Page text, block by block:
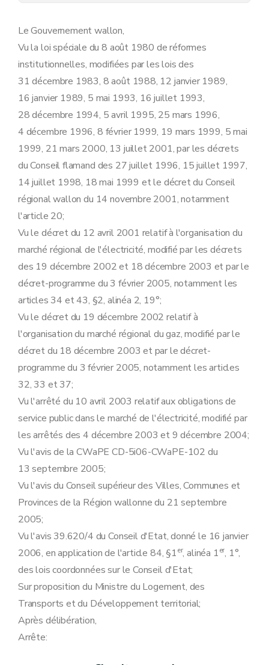
Art. 13
Chapitre II Obligations de service public spécifiques aux fournisseurs
Section première En matière de régularité, qualité et facturation des fournitures
Art.3bis
Art. 4
Art. 6
Art.6bis
Art. 8
Art.8bis
Art. 9
Art. 10
Art.10bis
Section 2
Art. 11
Art. 12
Art. 13
Art. 14
Chapitre III Obligations de service public spécifiques aux gestionnaires de réseaux
Section première En matière de sécurité, régularité et qualité d'approvisionnement
Art. 15
Art. 16
Art. 17
Art. 18
Art. 19
Art. 20
Art.21 bis
Art. 22
22
Section 2 En matière de protection de l'environnement
Art. 23
Art. 24
Art.24bis
Art.24ter
Art.24quater
Art.24quinquies
Art. 24sexies
Art. 24septies
Art.24octies
Section 3 En matière de collecte des données
Art. 25
Section 4
En matière d'information et de sensibilisation à l'utilisation rationnelle de l'énergie et aux énergies renouvelables
Art. 25bis
Chapitre III Obligations de service public spécifiques aux gestionnaires de réseaux
Section première En matière de sécurité, régularité et qualité d'approvisionnement
Art. 15
Art. 16
Le Gouvernement wallon,
Vu la loi spéciale du 8 août 1980 de réformes
institutionnelles, modifiées par les lois des
31 décembre 1983, 8 août 1988, 12 janvier 1989,
16 janvier 1989, 5 mai 1993, 16 juillet 1993,
28 décembre 1994, 5 avril 1995, 25 mars 1996,
4 décembre 1996, 8 février 1999, 19 mars 1999, 5 mai
1999, 21 mars 2000, 13 juillet 2001, par les décrets
du Conseil flamand des 27 juillet 1996, 15 juillet 1997,
14 juillet 1998, 18 mai 1999 et le décret du Conseil
régional wallon du 14 novembre 2001, notamment
l'article 20;
Vu le décret du 12 avril 2001 relatif à l'organisation du
marché régional de l'électricité, modifié par les décrets
des 19 décembre 2002 et 18 décembre 2003 et par le
décret-programme du 3 février 2005, notamment les
articles 34 et 43, §2, alinéa 2, 19°;
Vu le décret du 19 décembre 2002 relatif à
l'organisation du marché régional du gaz, modifié par le
décret du 18 décembre 2003 et par le décret-
programme du 3 février 2005, notamment les articles
32, 33 et 37;
Vu l'arrêté du 10 avril 2003 relatif aux obligations de
service public dans le marché de l'électricité, modifié par
les arrêtés des 4 décembre 2003 et 9 décembre 2004;
Vu l'avis de la CWaPE CD-5i06-CWaPE-102 du
13 septembre 2005;
Vu l'avis du Conseil supérieur des Villes, Communes et
Provinces de la Région wallonne du 21 septembre
2005;
Vu l'avis 39.620/4 du Conseil d'Etat, donné le 16 janvier
2006, en application de l'article 84, §1er, alinéa 1er, 1°,
des lois coordonnées sur le Conseil d'Etat;
Sur proposition du Ministre du Logement, des
Transports et du Développement territorial;
Après délibération,
Arrête: